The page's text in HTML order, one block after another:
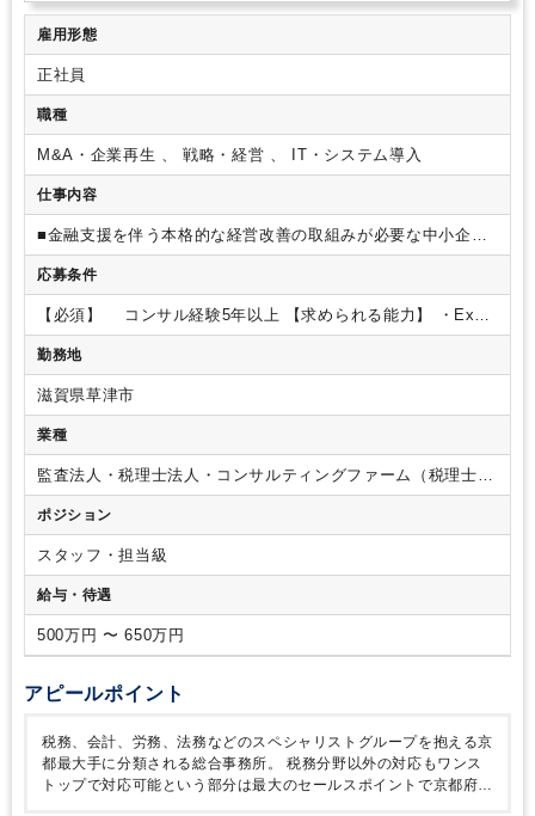
雇用形態
正社員
職種
M&A・企業再生 、 戦略・経営 、 IT・システム導入
仕事内容
■金融支援を伴う本格的な経営改善の取組みが必要な中小企業
を対象として、クライアント企業の経営計画策定、予算達成管
理等を通
行うことが主な業務内容です。 【具体的には】
提携する金融
機関から企業再生が必要な企業の紹介を受け、以下のような支
援を行います。
達成管理サポート／経理業務改善と管理会計の導入支援／財務
診断サポート／コスト削減
係る事業計画策定／経理業務改善とDXコンサルティングなど
応募条件
【必須】 コンサル経験5年以上 【求められる能力】
・Excel
を駆使して分析する能力（財務データや販売データを分析する
ことが多いため）
サルタントとして、提案書や報告書を作成していくため）
らの新規開拓営業などはありません。金融機関や外部連携先か
らの案件紹介があり、上司から案件がアサインされることがほ
とんどです。
勤務地
滋賀県草津市
業種
監査法人・税理士法人・コンサルティングファーム（税理士法
人）
ポジション
スタッフ・担当級
給与・待遇
500万円 〜 650万円
アピールポイント
税務、会計、労務、法務などのスペシャリストグループを抱える京
都最大手に分類される総合事務所。
税務分野以外の対応もワンス
トップで対応可能という部分は最大のセールスポイントで京都府下